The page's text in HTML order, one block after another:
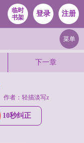
临时
书架
登录 注册
菜单
下一章
作者：轻描淡写z
10秒纠正